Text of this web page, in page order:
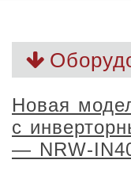
Новая
с
— NRW-